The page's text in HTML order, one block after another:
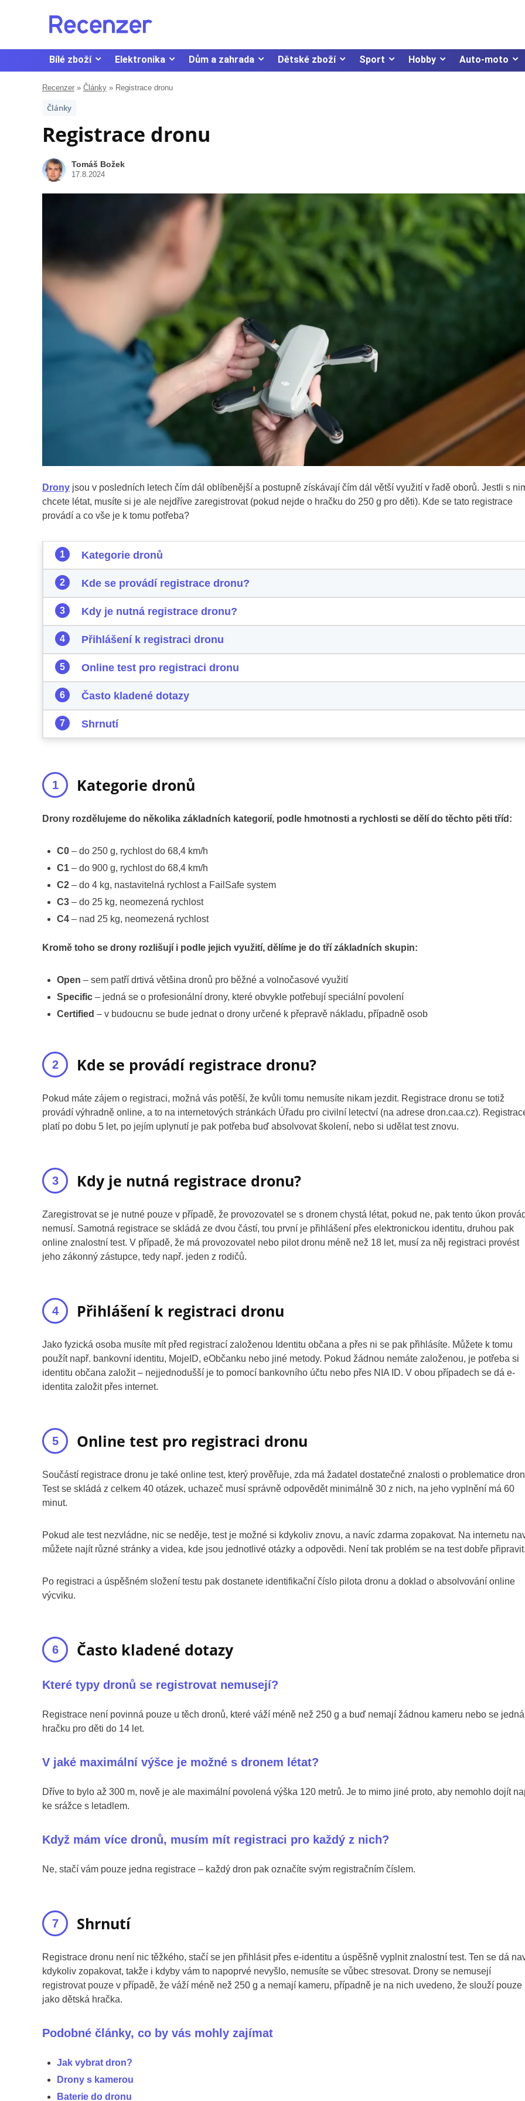
Bílé zboží Elektronika Dům a zahrada Dětské zboží Sport Hobby Auto-moto
Recenzer » Články » Registrace dronu
Články
Registrace dronu
Tomáš Božek
17.8.2024
Drony jsou v posledních letech čím dál oblíbenější a postupně získávají čím dál větší využití v řadě oborů. Jestli s
chcete létat, musíte si je ale nejdříve zaregistrovat (pokud nejde o hračku do 250 g pro děti). Kde se tato registrace
provádí a co vše je k tomu potřeba?
Kategorie dronů
Kde se provádí registrace dronu?
Kdy je nutná registrace dronu?
Přihlášení k registraci dronu
Online test pro registraci dronu
Často kladené dotazy
Shrnutí
Kategorie dronů
Drony rozdělujeme do několika základních kategorií, podle hmotnosti a rychlosti se dělí do těchto pěti tříd:
C0 – do 250 g, rychlost do 68,4 km/h
C1 – do 900 g, rychlost do 68,4 km/h
C2 – do 4 kg, nastavitelná rychlost a FailSafe system
C3 – do 25 kg, neomezená rychlost
C4 – nad 25 kg, neomezená rychlost
Kromě toho se drony rozlišují i podle jejich využití, dělíme je do tří základních skupin:
Open – sem patří drtivá většina dronů pro běžné a volnočasové využití
Specific – jedná se o profesionální drony, které obvykle potřebují speciální povolení
Certified – v budoucnu se bude jednat o drony určené k přepravě nákladu, případně osob
Kde se provádí registrace dronu?
Pokud máte zájem o registraci, možná vás potěší, že kvůli tomu nemusíte nikam jezdit. Registrace dronu se totiž
provádí výhradně online, a to na internetových stránkách Úřadu pro civilní letectví (na adrese dron.caa.cz).
platí po dobu 5 let, po jejím uplynutí je pak potřeba buď absolvovat školení, nebo si udělat test znovu.
Kdy je nutná registrace dronu?
Zaregistrovat se je nutné pouze v případě, že provozovatel se s dronem chystá létat, pokud ne, pak tento úkon
nemusí. Samotná registrace se skládá ze dvou částí, tou první je přihlášení přes elektronickou identitu, druhou pak
online znalostní test. V případě, že má provozovatel nebo pilot dronu méně než 18 let, musí za něj registraci provést
jeho zákonný zástupce, tedy např. jeden z rodičů.
Přihlášení k registraci dronu
Jako fyzická osoba musíte mít před registrací založenou Identitu občana a přes ni se pak přihlásíte. Můžete k tomu
použít např. bankovní identitu, MojeID, eObčanku nebo jiné metody. Pokud žádnou nemáte založenou, je potřeba si
identitu občana založit – nejjednodušší je to pomocí bankovního účtu nebo přes NIA ID. V obou případech se dá e-
identita založit přes internet.
Online test pro registraci dronu
Součástí registrace dronu je také online test, který prověřuje, zda má žadatel dostatečné znalosti o problematice
Test se skládá z celkem 40 otázek, uchazeč musí správně odpovědět minimálně 30 z nich, na jeho vyplnění má 60
minut.
Pokud ale test nezvládne, nic se neděje, test je možné si kdykoliv znovu, a navíc zdarma zopakovat. Na internetu
můžete najít různé stránky a videa, kde jsou jednotlivé otázky a odpovědi. Není tak problém se na test dobře
Po registraci a úspěšném složení testu pak dostanete identifikační číslo pilota dronu a doklad o absolvování online
výcviku.
Často kladené dotazy
Které typy dronů se registrovat nemusejí?
Registrace není povinná pouze u těch dronů, které váží méně než 250 g a buď nemají žádnou kameru nebo se
hračku pro děti do 14 let.
V jaké maximální výšce je možné s dronem létat?
Dříve to bylo až 300 m, nově je ale maximální povolená výška 120 metrů. Je to mimo jiné proto, aby nemohlo dojít
ke srážce s letadlem.
Když mám více dronů, musím mít registraci pro každý z nich?
Ne, stačí vám pouze jedna registrace – každý dron pak označíte svým registračním číslem.
Shrnutí
Registrace dronu není nic těžkého, stačí se jen přihlásit přes e-identitu a úspěšně vyplnit znalostní test. Ten se dá
kdykoliv zopakovat, takže i kdyby vám to napoprvé nevyšlo, nemusíte se vůbec stresovat. Drony se nemusejí
registrovat pouze v případě, že váží méně než 250 g a nemají kameru, případně je na nich uvedeno, že slouží pouze
jako dětská hračka.
Podobné články, co by vás mohly zajímat
Jak vybrat dron?
Drony s kamerou
Baterie do dronu